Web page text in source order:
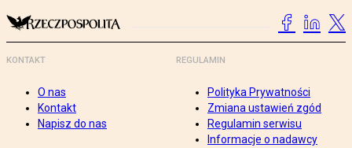
KONTAKT
O nas
Kontakt
Napisz do nas
REGULAMIN
Polityka Prywatności
Zmiana ustawień zgód
Regulamin serwisu
Informacje o nadawcy